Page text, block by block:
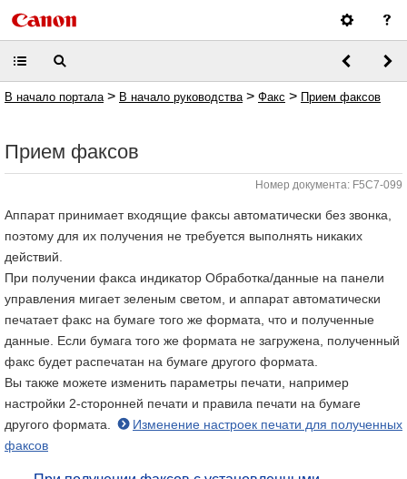
В начало портала > В начало руководства > Факс > Прием факсов
Прием факсов
Номер документа: F5C7-099
Аппарат принимает входящие факсы автоматически без звонка,
поэтому для их получения не требуется выполнять никаких
действий.
При получении факса индикатор Обработка/данные на панели
управления мигает зеленым светом, и аппарат автоматически
печатает факс на бумаге того же формата, что и полученные
данные. Если бумага того же формата не загружена, полученный
факс будет распечатан на бумаге другого формата.
Вы также можете изменить параметры печати, например
настройки 2-сторонней печати и правила печати на бумаге
другого формата.
Изменение настроек печати для полученных
факсов